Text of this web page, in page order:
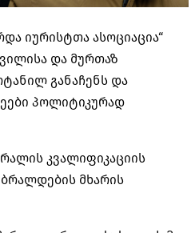
იურისტთა ასოციაცია“
და მურთაზ
განაჩენს და
პოლიტიკურად
კვალიფიკაციის
მხარის